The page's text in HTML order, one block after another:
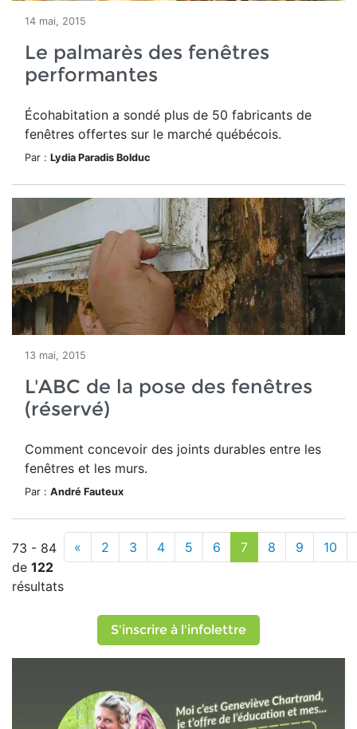
14 mai, 2015
Le palmarès des fenêtres
performantes
Écohabitation a sondé plus de 50 fabricants de
fenêtres offertes sur le marché québécois.
Par : Lydia Paradis Bolduc
13 mai, 2015
L'ABC de la pose des fenêtres
(réservé)
Comment concevoir des joints durables entre les
fenêtres et les murs.
Par : André Fauteux
73 - 84
de 122
résultats
« 2 3 4 5 6 7 8 9 10
S'inscrire à l'infolettre